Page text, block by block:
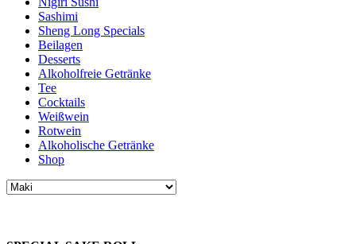
Sashimi
Sheng Long Specials
Beilagen
Desserts
Alkoholfreie Getränke
Tee
Cocktails
Weißwein
Rotwein
Alkoholische Getränke
Shop